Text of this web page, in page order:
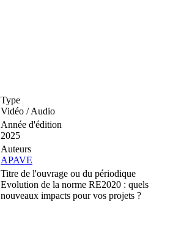
Type
Vidéo / Audio
Année d'édition
2025
Auteurs
APAVE
Titre de l'ouvrage ou du périodique
Evolution de la norme RE2020 : quels
nouveaux impacts pour vos projets ?